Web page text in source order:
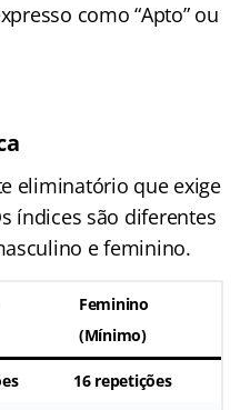
como “Apto” ou
eliminatório que exige
índices são diferentes
e feminino.
Feminino
(Mínimo)
16 repetições